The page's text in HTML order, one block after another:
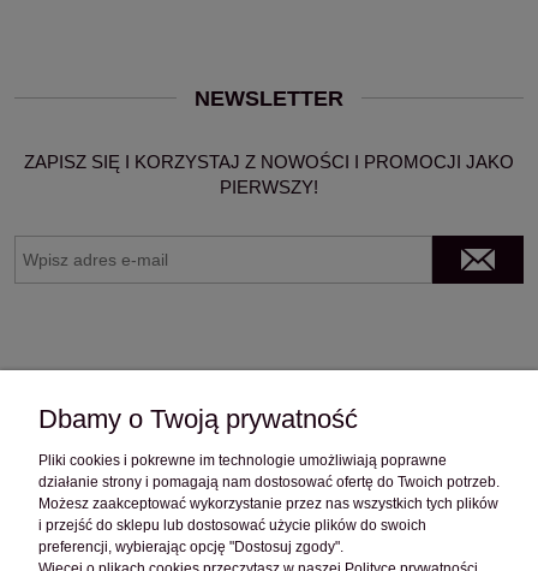
NEWSLETTER
ZAPISZ SIĘ I KORZYSTAJ Z NOWOŚCI I PROMOCJI JAKO
PIERWSZY!
OBSŁUGA KLIENTA
POMOC
Dbamy o Twoją prywatność
Pliki cookies i pokrewne im technologie umożliwiają poprawne
działanie strony i pomagają nam dostosować ofertę do Twoich potrzeb.
Możesz zaakceptować wykorzystanie przez nas wszystkich tych plików
i przejść do sklepu lub dostosować użycie plików do swoich
preferencji, wybierając opcję "Dostosuj zgody".